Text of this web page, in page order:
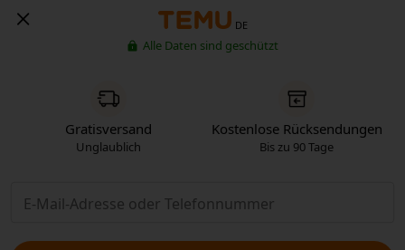
DE
Alle Daten sind geschützt
Gratisversand
Unglaublich
Kostenlose Rücksendungen
Bis zu 90 Tage